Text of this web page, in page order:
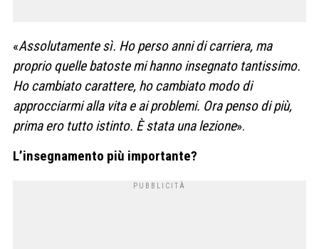
«Assolutamente sì. Ho perso anni di carriera, ma
proprio quelle batoste mi hanno insegnato tantissimo.
Ho cambiato carattere, ho cambiato modo di
approcciarmi alla vita e ai problemi. Ora penso di più,
prima ero tutto istinto. È stata una lezione».
L’insegnamento più importante?